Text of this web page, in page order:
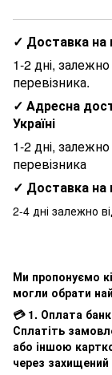
✓ Доставка на
1-2 дні,
перевізника.
✓ Адресна
Україні
1-2 дні,
перевізника
✓ Доставка на
2-4 дні залежно
Ми пропонуємо
могли обрати
💳 1. Оплата
Сплатіть
або іншою
через